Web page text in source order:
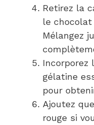
Retirez la
le chocolat
Mélangez
gélatine
pour
Ajoutez
rouge si